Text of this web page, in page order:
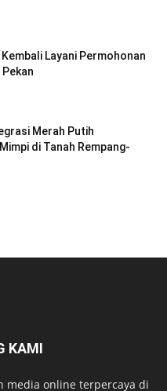
Layani Permohonan
Merah Putih
di Tanah Rempang-
KAMI
media online terpercaya di